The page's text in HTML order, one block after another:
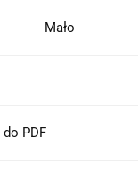
Mało
PDF